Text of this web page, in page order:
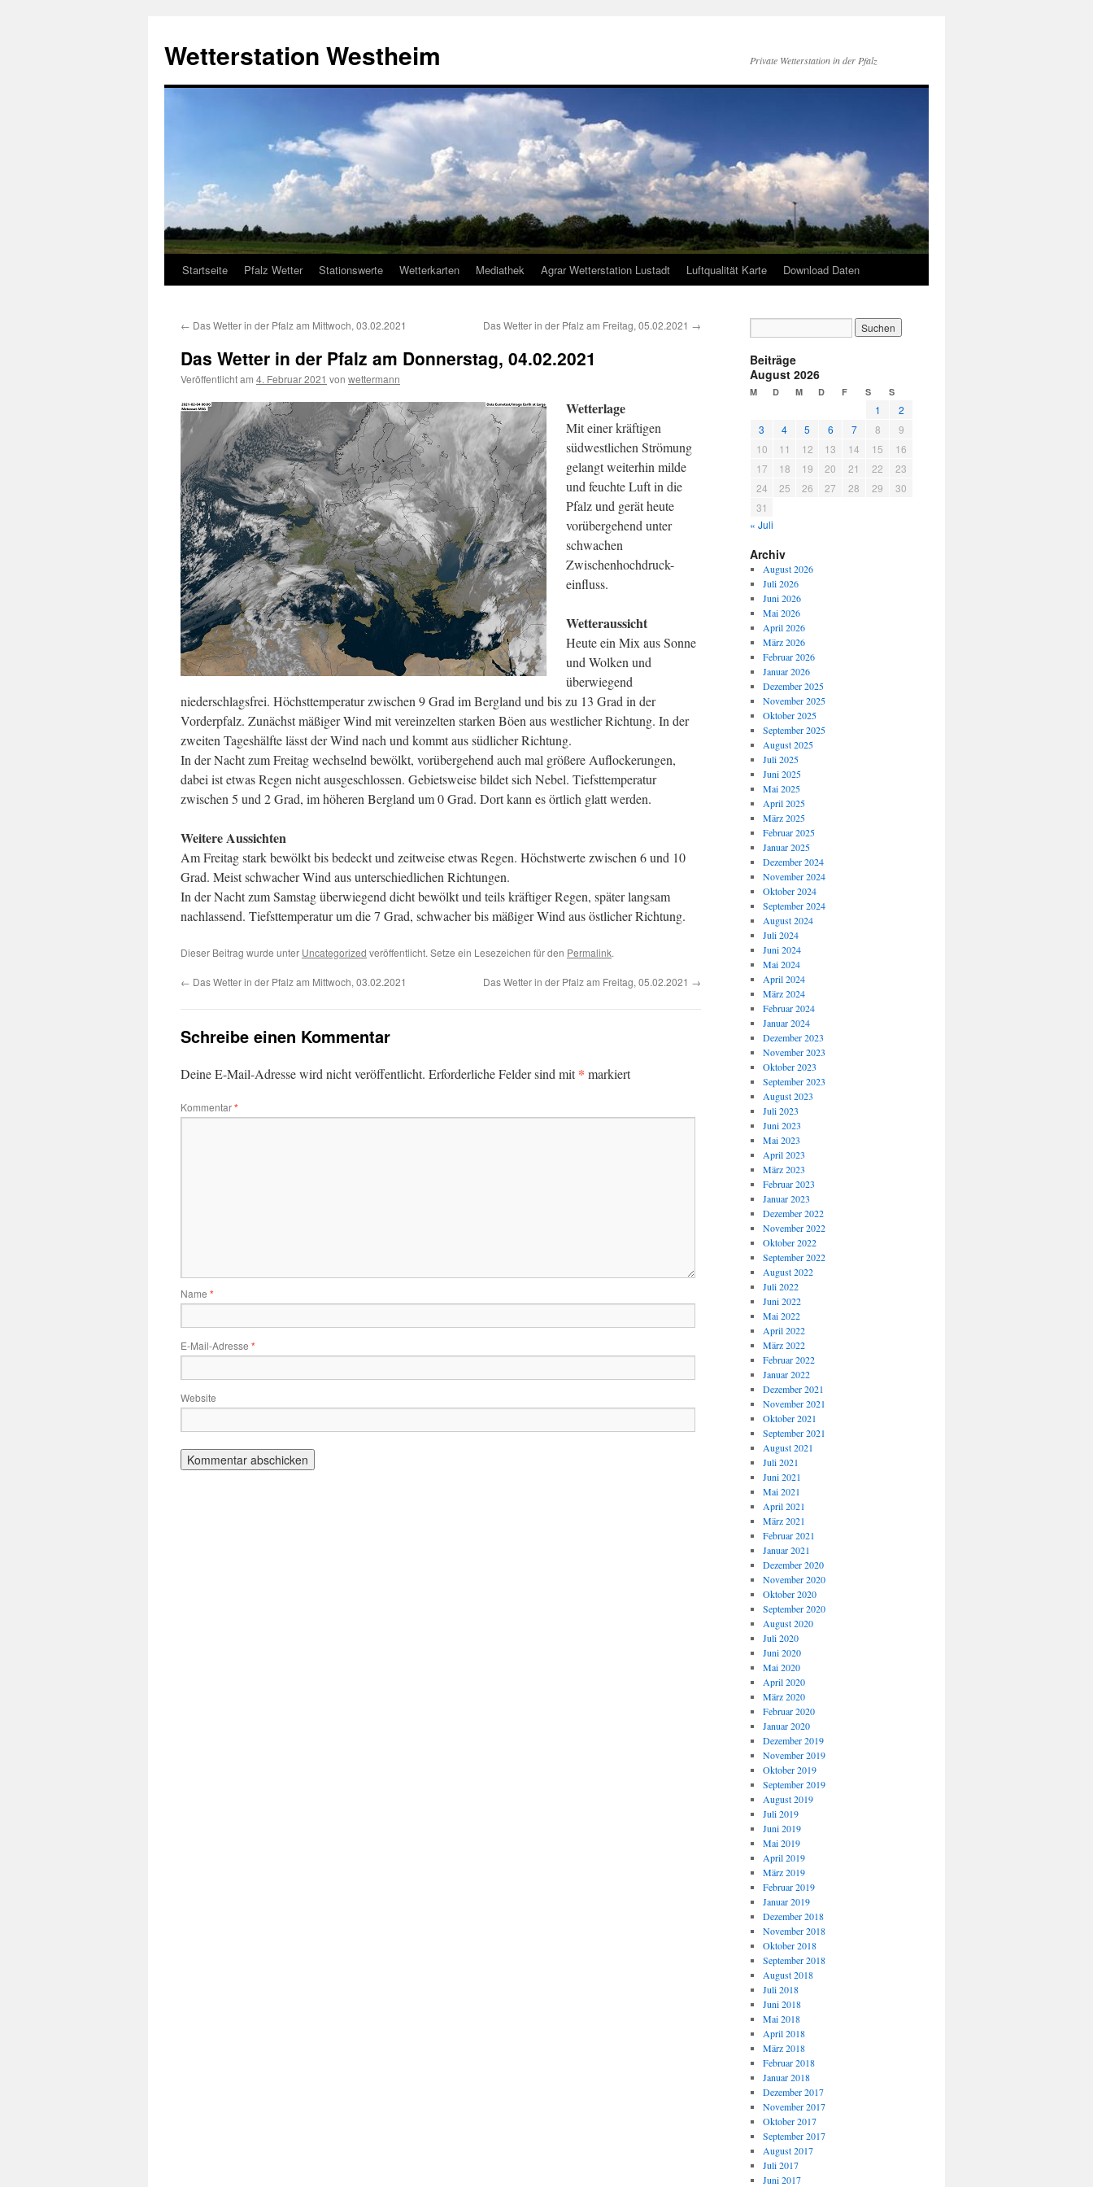
springen
Wetterstation Westheim Private Wetterstation in der Pfalz
Startseite Pfalz Wetter Stationswerte Wetterkarten Mediathek Agrar Wetterstation Lustadt Luftqualität Karte Download Daten
← Das Wetter in der Pfalz am Mittwoch, 03.02.2021 Das Wetter in der Pfalz am Freitag, 05.02.2021 →
Das Wetter in der Pfalz am Donnerstag, 04.02.2021
Veröffentlicht am 4. Februar 2021 von wettermann
Wetterlage
Mit einer kräftigen
südwestlichen Strömung
gelangt weiterhin milde
und feuchte Luft in die
Pfalz und gerät heute
vorübergehend unter
schwachen
Zwischenhochdruck-
einfluss.
Wetteraussicht
Heute ein Mix aus Sonne
und Wolken und
überwiegend
niederschlagsfrei. Höchsttemperatur zwischen 9 Grad im Bergland und bis zu 13 Grad in der
Vorderpfalz. Zunächst mäßiger Wind mit vereinzelten starken Böen aus westlicher Richtung. In der
zweiten Tageshälfte lässt der Wind nach und kommt aus südlicher Richtung.
In der Nacht zum Freitag wechselnd bewölkt, vorübergehend auch mal größere Auflockerungen,
dabei ist etwas Regen nicht ausgeschlossen. Gebietsweise bildet sich Nebel. Tiefsttemperatur
zwischen 5 und 2 Grad, im höheren Bergland um 0 Grad. Dort kann es örtlich glatt werden.
Weitere Aussichten
Am Freitag stark bewölkt bis bedeckt und zeitweise etwas Regen. Höchstwerte zwischen 6 und 10
Grad. Meist schwacher Wind aus unterschiedlichen Richtungen.
In der Nacht zum Samstag überwiegend dicht bewölkt und teils kräftiger Regen, später langsam
nachlassend. Tiefsttemperatur um die 7 Grad, schwacher bis mäßiger Wind aus östlicher Richtung.
Dieser Beitrag wurde unter Uncategorized veröffentlicht. Setze ein Lesezeichen für den Permalink.
← Das Wetter in der Pfalz am Mittwoch, 03.02.2021 Das Wetter in der Pfalz am Freitag, 05.02.2021 →
Schreibe einen Kommentar
Deine E-Mail-Adresse wird nicht veröffentlicht. Erforderliche Felder sind mit* markiert
Kommentar*
Name *
E-Mail-Adresse *
Website
Beiträge
August 2026
M D M D F S S
1
2
3
4 5 6 7 8
9
10
11 12 13 14 15
16
17
18 19 20 21 22
23
24
25 26 27 28 29
30
31
« Juli
Archiv
August 2026
Juli 2026
Juni 2026
Mai 2026
April 2026
März 2026
Februar 2026
Januar 2026
Dezember 2025
November 2025
Oktober 2025
September 2025
August 2025
Juli 2025
Juni 2025
Mai 2025
April 2025
März 2025
Februar 2025
Januar 2025
Dezember 2024
November 2024
Oktober 2024
September 2024
August 2024
Juli 2024
Juni 2024
Mai 2024
April 2024
März 2024
Februar 2024
Januar 2024
Dezember 2023
November 2023
Oktober 2023
September 2023
August 2023
Juli 2023
Juni 2023
Mai 2023
April 2023
März 2023
Februar 2023
Januar 2023
Dezember 2022
November 2022
Oktober 2022
September 2022
August 2022
Juli 2022
Juni 2022
Mai 2022
April 2022
März 2022
Februar 2022
Januar 2022
Dezember 2021
November 2021
Oktober 2021
September 2021
August 2021
Juli 2021
Juni 2021
Mai 2021
April 2021
März 2021
Februar 2021
Januar 2021
Dezember 2020
November 2020
Oktober 2020
September 2020
August 2020
Juli 2020
Juni 2020
Mai 2020
April 2020
März 2020
Februar 2020
Januar 2020
Dezember 2019
November 2019
Oktober 2019
September 2019
August 2019
Juli 2019
Juni 2019
Mai 2019
April 2019
März 2019
Februar 2019
Januar 2019
Dezember 2018
November 2018
Oktober 2018
September 2018
August 2018
Juli 2018
Juni 2018
Mai 2018
April 2018
März 2018
Februar 2018
Januar 2018
Dezember 2017
November 2017
Oktober 2017
September 2017
August 2017
Juli 2017
Juni 2017